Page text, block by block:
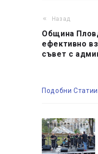
Назад
Община
ефективно
съвет с
Подобни Статии